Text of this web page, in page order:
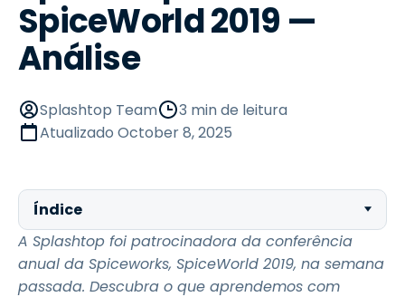
SpiceWorld 2019 —
Análise
Splashtop Team
3 min de leitura
Atualizado October 8, 2025
Índice
A Splashtop foi patrocinadora da conferência
anual da Spiceworks, SpiceWorld 2019, na semana
passada. Descubra o que aprendemos com